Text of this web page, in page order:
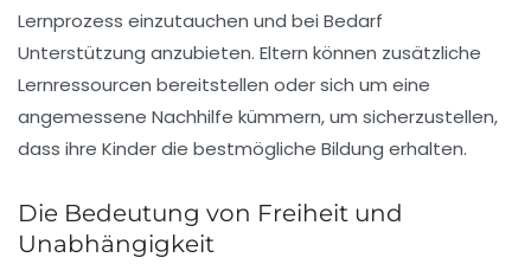
Lernprozess einzutauchen und bei Bedarf
Unterstützung anzubieten. Eltern können zusätzliche
Lernressourcen bereitstellen oder sich um eine
angemessene Nachhilfe kümmern, um sicherzustellen,
dass ihre Kinder die bestmögliche Bildung erhalten.
Die Bedeutung von Freiheit und
Unabhängigkeit